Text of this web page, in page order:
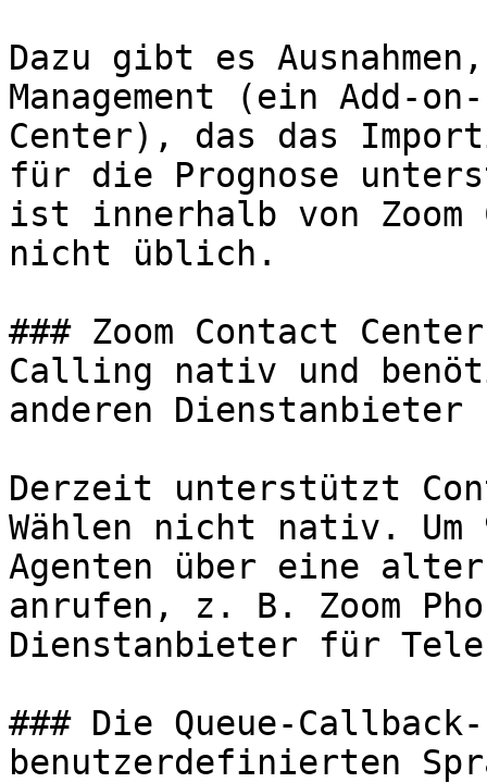
Dazu gibt es
Management (ein Add-
Center), das das
für die Prognose
ist innerhalb von Zoom
nicht üblich.
### Zoom Contact
Calling nativ und
anderen
Derzeit unterstützt
Wählen nicht nativ. Um
Agenten über eine
anrufen, z. B. Zoom
Dienstanbieter für
### Die Queue-
benutzerdefinierten